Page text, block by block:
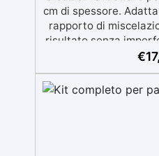
cm di spessore.
rapporto di
risultato senza
per colate senza
materiali. Certificata
sicura per il contatto
€